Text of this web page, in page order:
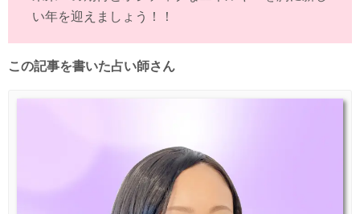
い年を迎えましょう！！
この記事を書いた占い師さん